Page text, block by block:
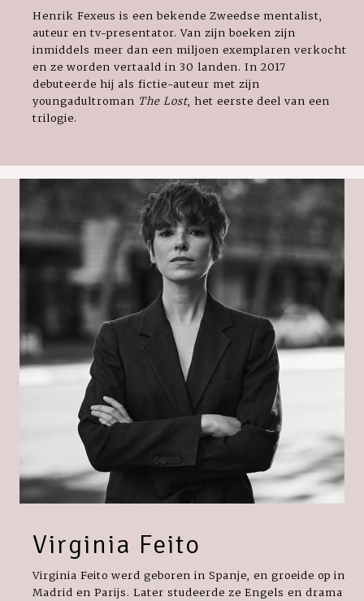
Henrik Fexeus is een bekende Zweedse mentalist,
auteur en tv-presentator. Van zijn boeken zijn
inmiddels meer dan een miljoen exemplaren verkocht
en ze worden vertaald in 30 landen. In 2017
debuteerde hij als fictie-auteur met zijn
youngadultroman The Lost, het eerste deel van een
trilogie.
Virginia Feito
Virginia Feito werd geboren in Spanje, en groeide op in
Madrid en Parijs. Later studeerde ze Engels en drama